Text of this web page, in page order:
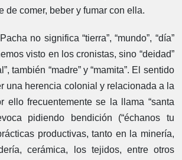
de comer, beber y fumar con ella.
no significa “tierra”, “mundo”, “día”
visto en los cronistas, sino “deidad”
también “madre” y “mamita”. El sentido
una herencia colonial y relacionada a la
ello frecuentemente se la llama “santa
pidiendo bendición (“échanos tu
productivas, tanto en la minería,
cerámica, los tejidos, entre otros